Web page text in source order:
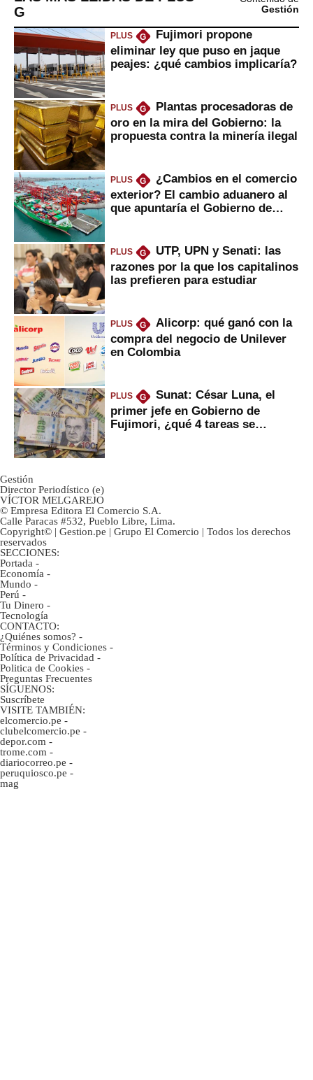
G
Gestión
PLUS G
Fujimori propone
eliminar ley que puso en jaque
peajes: ¿qué cambios implicaría?
PLUS G
Plantas procesadoras de
oro en la mira del Gobierno: la
propuesta contra la minería ilegal
PLUS G
¿Cambios en el comercio
exterior? El cambio aduanero al
que apuntaría el Gobierno de
PLUS G
UTP, UPN y Senati: las
razones por la que los capitalinos
las prefieren para estudiar
PLUS G
Alicorp: qué ganó con la
compra del negocio de Unilever
en Colombia
PLUS G
Sunat: César Luna, el
primer jefe en Gobierno de
Fujimori, ¿qué 4 tareas se
Gestión
Director Periodístico (e)
VÍCTOR MELGAREJO
© Empresa Editora El Comercio S.A.
Calle Paracas #532, Pueblo Libre, Lima.
Copyright© | Gestion.pe | Grupo El Comercio | Todos los derechos
reservados
SECCIONES:
Portada -
Economía -
Mundo -
Perú -
Tu Dinero -
Tecnología
CONTACTO:
¿Quiénes somos? -
Términos y Condiciones -
Política de Privacidad -
Politica de Cookies -
Preguntas Frecuentes
SÍGUENOS:
Suscríbete
VISITE TAMBIÉN:
elcomercio.pe -
clubelcomercio.pe -
depor.com -
trome.com -
diariocorreo.pe -
peruquiosco.pe -
mag